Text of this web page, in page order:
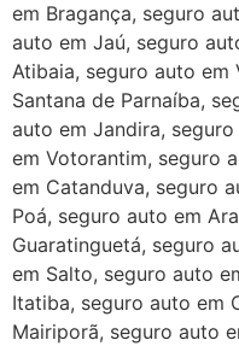
em Bragança, seguro
auto em Jaú, seguro
Atibaia, seguro auto em
Santana de Parnaíba,
auto em Jandira,
em Votorantim, seguro
em Catanduva, seguro
Poá, seguro auto em
Guaratinguetá, seguro
em Salto, seguro auto
Itatiba, seguro auto em
Mairiporã, seguro auto